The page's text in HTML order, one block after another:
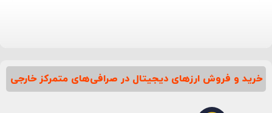
نام*
خرید و فروش ارزهای دیجیتال در صرافی‌های متمرکز خارجی